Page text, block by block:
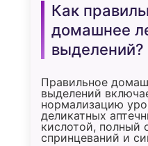
Как
домашнее
выделений?
Правильное
выделений
нормализацию
деликатных
кислотой, полный
спринцеваний и